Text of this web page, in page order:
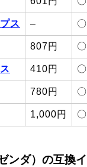
ス – 〇
807円 〇
410円 〇
780円 〇
1,000円 〇
ンダ）の互換